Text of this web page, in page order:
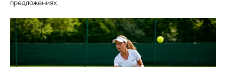
предложениях.